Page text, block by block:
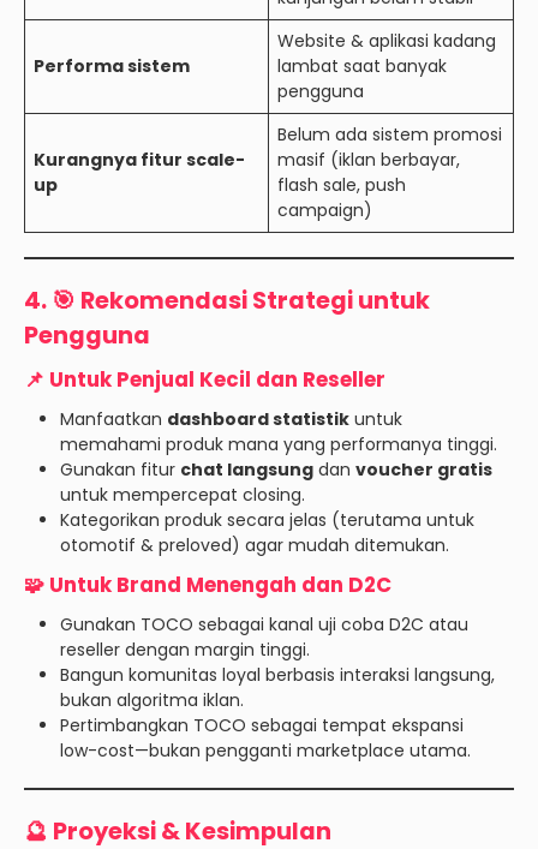
Performa sistem
Website & aplikasi kadang
lambat saat banyak
pengguna
Kurangnya fitur scale-
up
Belum ada sistem promosi
masif (iklan berbayar,
flash sale, push
campaign)
4. 🎯 Rekomendasi Strategi untuk
Pengguna
📌 Untuk Penjual Kecil dan Reseller
Manfaatkan dashboard statistik untuk
memahami produk mana yang performanya tinggi.
Gunakan fitur chat langsung dan voucher gratis
untuk mempercepat closing.
Kategorikan produk secara jelas (terutama untuk
otomotif & preloved) agar mudah ditemukan.
🧩 Untuk Brand Menengah dan D2C
Gunakan TOCO sebagai kanal uji coba D2C atau
reseller dengan margin tinggi.
Bangun komunitas loyal berbasis interaksi langsung,
bukan algoritma iklan.
Pertimbangkan TOCO sebagai tempat ekspansi
low-cost—bukan pengganti marketplace utama.
🔮 Proyeksi & Kesimpulan